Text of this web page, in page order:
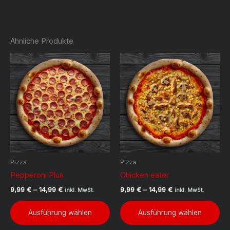
Ähnliche Produkte
Pizza
Pepperoni Plus
9,99 € –14,99 €Preisspanne:
14,99 €
inkl. MwSt.
Ausführung wählen
Dieses
Produkt
weist
Pizza
Chicken eater
9,99 € –14,99 €Preisspanne:
14,99 €
inkl. MwSt.
Ausführung wählen